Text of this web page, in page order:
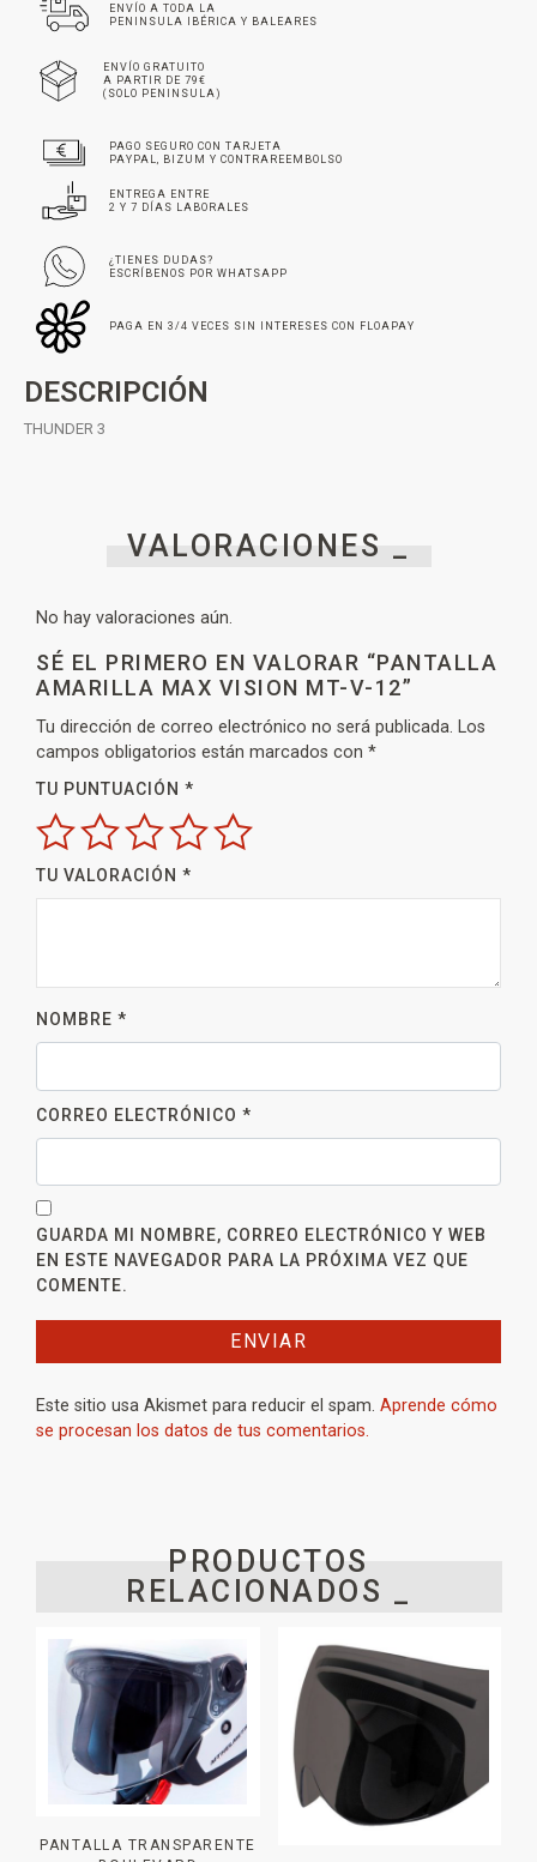
ENVÍO A TODA LA
PENINSULA IBÉRICA Y BALEARES
ENVÍO GRATUITO
A PARTIR DE 79€
(SOLO PENINSULA)
PAGO SEGURO CON TARJETA
PAYPAL, BIZUM Y CONTRAREEMBOLSO
ENTREGA ENTRE
2 Y 7 DÍAS LABORALES
¿TIENES DUDAS?
ESCRÍBENOS POR WHATSAPP
PAGA EN 3/4 VECES SIN INTERESES CON FLOAPAY
DESCRIPCIÓN
THUNDER 3
VALORACIONES _
No hay valoraciones aún.
SÉ EL PRIMERO EN VALORAR “PANTALLA
AMARILLA MAX VISION MT-V-12”
Tu dirección de correo electrónico no será publicada. Los
campos obligatorios están marcados con *
TU PUNTUACIÓN *
TU VALORACIÓN *
NOMBRE *
CORREO ELECTRÓNICO *
GUARDA MI NOMBRE, CORREO ELECTRÓNICO Y WEB
EN ESTE NAVEGADOR PARA LA PRÓXIMA VEZ QUE
COMENTE.
Este sitio usa Akismet para reducir el spam. Aprende cómo
se procesan los datos de tus comentarios.
PRODUCTOS
RELACIONADOS _
PANTALLA TRANSPARENTE